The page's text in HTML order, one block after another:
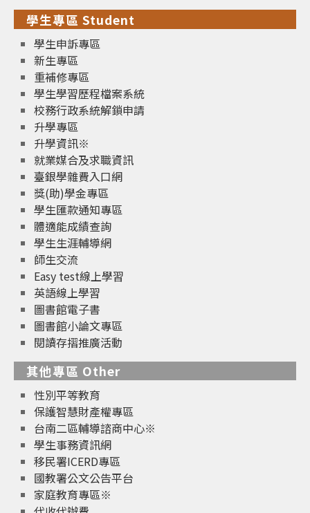
學生專區 Student
學生申訴專區
新生專區
重補修專區
學生學習歷程檔案系統
校務行政系統解鎖申請
升學專區
升學資訊※
就業媒合及求職資訊
臺銀學雜費入口網
獎(助)學金專區
學生匯款通知專區
體適能成績查詢
學生生涯輔導網
師生交流
Easy test線上學習
英語線上學習
圖書館電子書
圖書館小論文專區
閱讀存摺推廣活動
其他專區 Other
性別平等教育
保護智慧財產權專區
台南二區輔導諮商中心※
學生事務資訊網
移民署ICERD專區
國教署公文公告平台
家庭教育專區※